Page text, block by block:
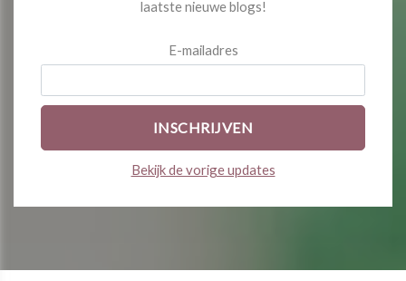
laatste nieuwe blogs!
E-mailadres
Bekijk de vorige updates